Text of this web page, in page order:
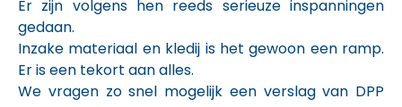
Er zijn volgens hen reeds serieuze inspanningen
gedaan.
Inzake materiaal en kledij is het gewoon een ramp.
Er is een tekort aan alles.
We vragen zo snel mogelijk een verslag van DPP